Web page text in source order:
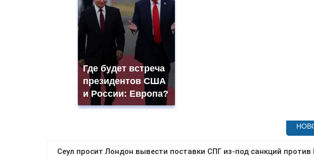
Где будет встреча
президентов США
и России: Европа?